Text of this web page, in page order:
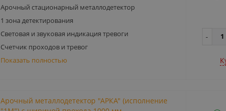
Арочный стационарный металлодетектор
1 зона детектирования
Световая и звуковая индикация тревоги
Счетчик проходов и тревог
Показать полностью
Арочный металлодетектор "АРКА" (исполнение